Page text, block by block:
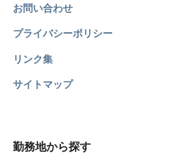
お問い合わせ
プライバシーポリシー
リンク集
サイトマップ
勤務地から探す